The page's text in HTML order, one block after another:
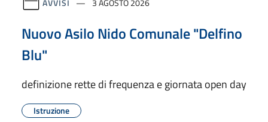
Nuovo Asilo Nido Comunale "Delfino
Blu"
definizione rette di frequenza e giornata open day
Istruzione